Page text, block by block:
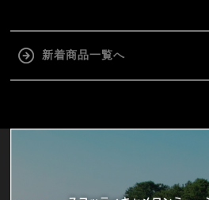
新着商品一覧へ